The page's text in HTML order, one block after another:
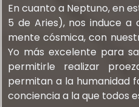
En cuanto a Neptuno, en
5 de Aries), nos induce
mente cósmica, con
Yo más excelente para
permitirle realizar
permitan a la humanidad
conciencia a la que todos